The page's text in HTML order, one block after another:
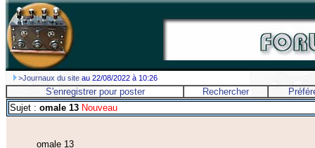
>Journaux du site au 22/08/2022 à 10:26
S'enregistrer pour poster Rechercher
Sujet : omale 13 Nouveau
omale 13